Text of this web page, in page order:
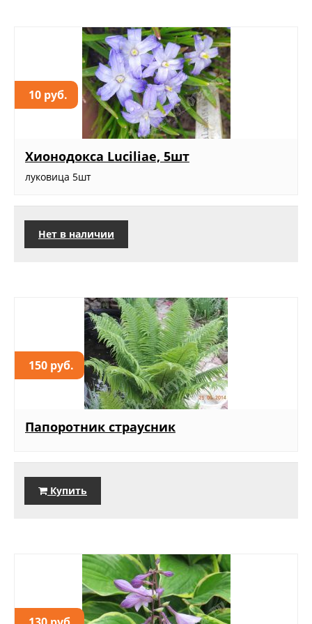
10 руб.
Хионодокса Luciliae, 5шт
луковица 5шт
Нет в наличии
150 руб.
Папоротник страусник
Купить